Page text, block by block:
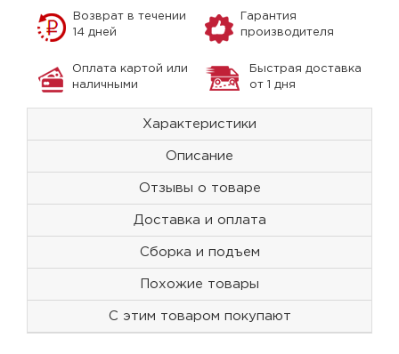
Возврат в течении
14 дней
Гарантия
производителя
Оплата картой или
наличными
Быстрая доставка
от 1 дня
Характеристики
Описание
Отзывы о товаре
Доставка и оплата
Сборка и подъем
Похожие товары
С этим товаром покупают